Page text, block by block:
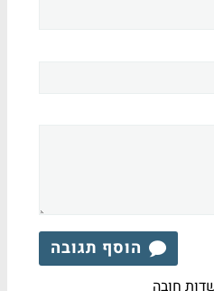
הוסף תגובה
חובה